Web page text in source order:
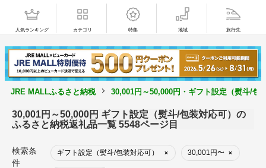
人気ランキング カテゴリ 特集 地域 旅行先
JRE MALLふるさと納税 30,001円～50,000円・ギフト設定（熨斗/包
30,001円～50,000円 ギフト設定（熨斗/包装対応可）の
ふるさと納税返礼品一覧 5548ページ目
検索条
件
ギフト設定（熨斗/包装対応可） × 30,001円〜 ×